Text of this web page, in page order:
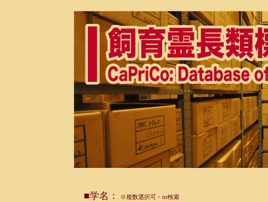
■学名： ※複数選択可・or検索